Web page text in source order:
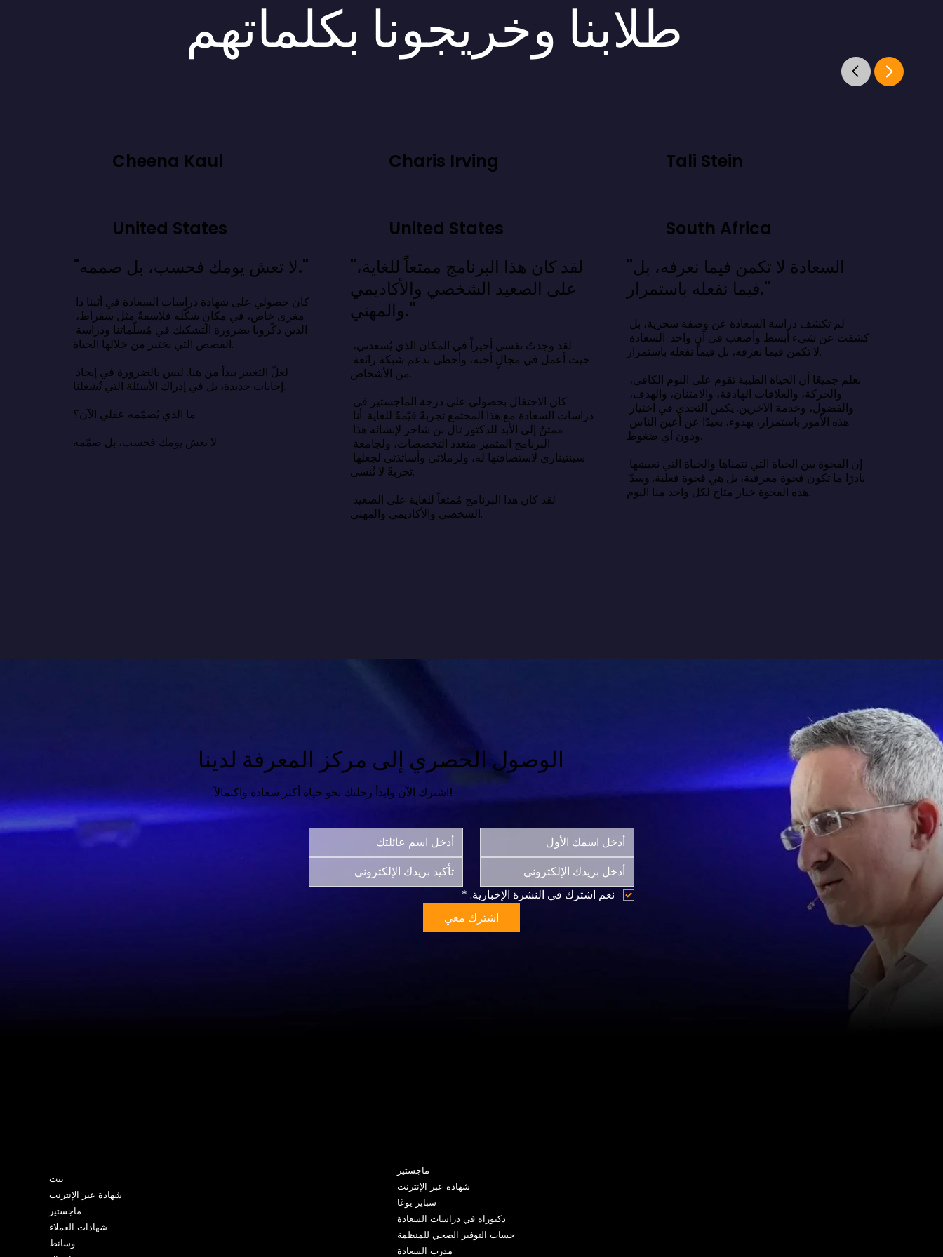
طلابنا وخريجونا بكلماتهم
Cheena Kaul
United States
"لا تعش يومك فحسب، بل صممه."
القصص التي نختبر من خلالها الحياة.
إجابات جديدة، بل في إدراك الأسئلة التي تُشغلنا.
ما الذي يُصمّمه عقلي الآن؟
لا تعش يومك فحسب، بل صمّمه.
Charis Irving
United States
"لقد كان هذا البرنامج ممتعاً للغاية،
على الصعيد الشخصي والأكاديمي
والمهني."
من الأشخاص.
تجربةً لا تُنسى.
الشخصي والأكاديمي والمهني.
Tali Stein
South Africa
"السعادة لا تكمن فيما نعرفه، بل
فيما نفعله باستمرار."
لا تكمن فيما نعرفه، بل فيما نفعله باستمرار.
ودون أي ضغوط.
هذه الفجوة خيار متاح لكل واحد منا اليوم.
الوصول الحصري إلى مركز المعرفة لدينا
اشترك الآن وابدأ رحلتك نحو حياة أكثر سعادة واكتمالاً!
نعم اشترك في النشرة الإخبارية. *
اشترك معي
بيت
شهادة عبر الإنترنت
ماجستير
شهادات العملاء
وسائط
ماجستير
شهادة عبر الإنترنت
سباير يوغا
دكتوراه في دراسات السعادة
حساب التوفير الصحي للمنظمة
مدرب السعادة